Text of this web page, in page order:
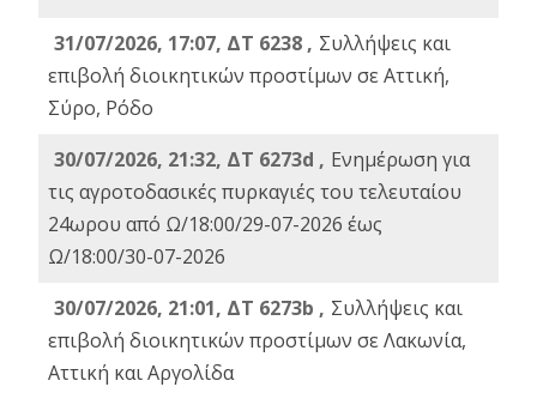
31/07/2026, 17:07, ΔΤ 6238 , Συλλήψεις και
επιβολή διοικητικών προστίμων σε Αττική,
Σύρο, Ρόδο
30/07/2026, 21:32, ΔΤ 6273d , Ενημέρωση για
τις αγροτοδασικές πυρκαγιές του τελευταίου
24ωρου από Ω/18:00/29-07-2026 έως
Ω/18:00/30-07-2026
30/07/2026, 21:01, ΔΤ 6273b , Συλλήψεις και
επιβολή διοικητικών προστίμων σε Λακωνία,
Αττική και Αργολίδα